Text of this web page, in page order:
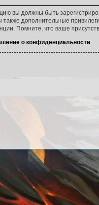
вы должны быть
также дополнительные
Помните, что ваше
о конфиденциальности